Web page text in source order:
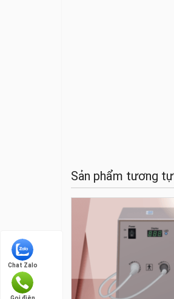
Sản phẩm tương tự
Chat Zalo